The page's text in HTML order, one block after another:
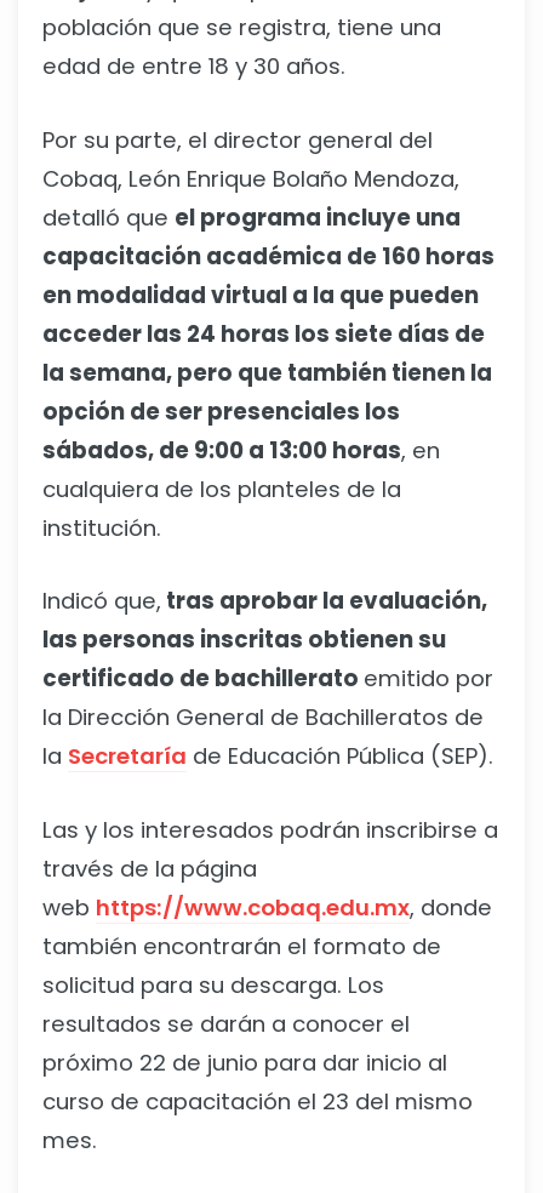
población que se registra, tiene una
edad de entre 18 y 30 años.
Por su parte, el director general del
Cobaq, León Enrique Bolaño Mendoza,
detalló que el programa incluye una
capacitación académica de 160 horas
en modalidad virtual a la que pueden
acceder las 24 horas los siete días de
la semana, pero que también tienen la
opción de ser presenciales los
sábados, de 9:00 a 13:00 horas, en
cualquiera de los planteles de la
institución.
Indicó que, tras aprobar la evaluación,
las personas inscritas obtienen su
certificado de bachillerato emitido por
la Dirección General de Bachilleratos de
la Secretaría de Educación Pública (SEP).
Las y los interesados podrán inscribirse a
través de la página
web https://www.cobaq.edu.mx, donde
también encontrarán el formato de
solicitud para su descarga. Los
resultados se darán a conocer el
próximo 22 de junio para dar inicio al
curso de capacitación el 23 del mismo
mes.